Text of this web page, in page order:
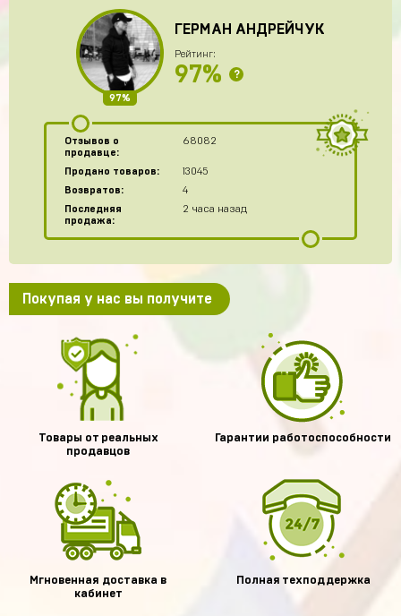
97%
ГЕРМАН АНДРЕЙЧУК
Рейтинг:
97% ?
Отзывов о
продавце:
68082
Продано товаров:
13045
Возвратов:
4
Последняя
продажа:
2 часа назад
Покупая у нас вы получите
Товары от реальных
продавцов
Гарантии работоспособности
Мгновенная доставка в
кабинет
Полная техподдержка